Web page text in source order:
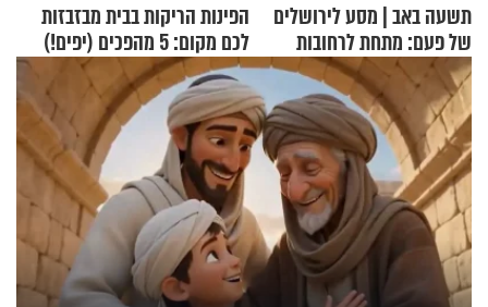
תשעה באב | מסע לירושלים
של פעם: מתחת לרחובות
ירושלים
הפינות הריקות בבית מבזבזות
לכם מקום: 5 מהפכים (יפים!)
שאפשר לעשות כבר היום